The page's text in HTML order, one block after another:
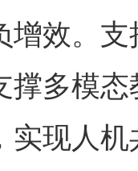
增效。
撑多模
实现人